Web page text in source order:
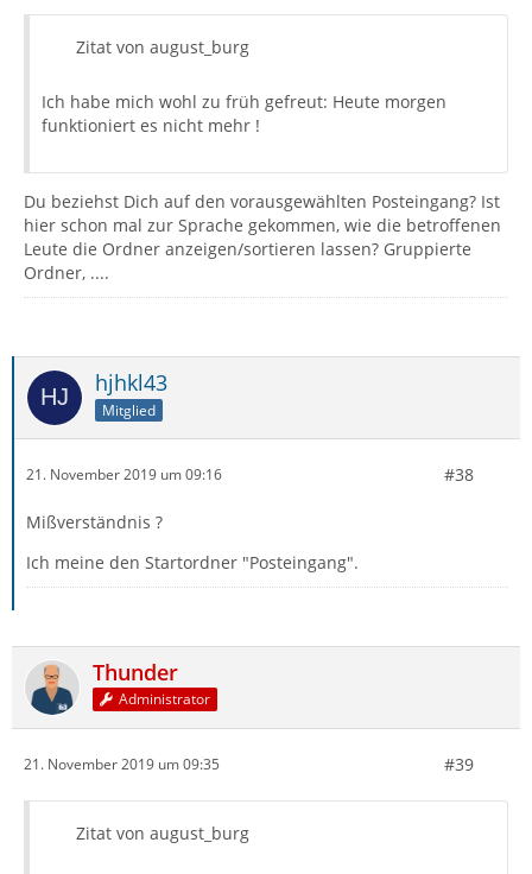
Zitat von august_burg
Ich habe mich wohl zu früh gefreut: Heute morgen
funktioniert es nicht mehr !
Du beziehst Dich auf den vorausgewählten Posteingang? Ist
hier schon mal zur Sprache gekommen, wie die betroffenen
Leute die Ordner anzeigen/sortieren lassen? Gruppierte
Ordner, ....
hjhkl43
Mitglied
21. November 2019 um 09:16 #38
Mißverständnis ?
Ich meine den Startordner "Posteingang".
Thunder
Administrator
21. November 2019 um 09:35 #39
Zitat von august_burg